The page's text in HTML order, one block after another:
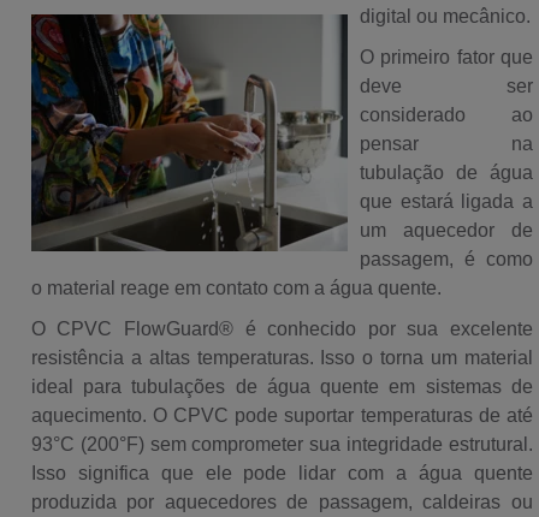
digital ou mecânico.
O primeiro fator que
deve ser
considerado ao
pensar na
tubulação de água
que estará ligada a
um aquecedor de
passagem, é como
o material reage em contato com a água quente.
O CPVC FlowGuard® é conhecido por sua excelente
resistência a altas temperaturas. Isso o torna um material
ideal para tubulações de água quente em sistemas de
aquecimento. O CPVC pode suportar temperaturas de até
93°C (200°F) sem comprometer sua integridade estrutural.
Isso significa que ele pode lidar com a água quente
produzida por aquecedores de passagem, caldeiras ou